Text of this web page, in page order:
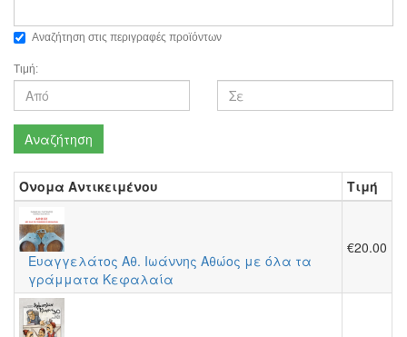
Αναζήτηση στις περιγραφές προϊόντων
Τιμή:
Αναζήτηση
Όνομα Αντικειμένου Τιμή
Ευαγγελάτος Αθ. Ιωάννης Αθώος με όλα τα
γράμματα Κεφαλαία
€20.00